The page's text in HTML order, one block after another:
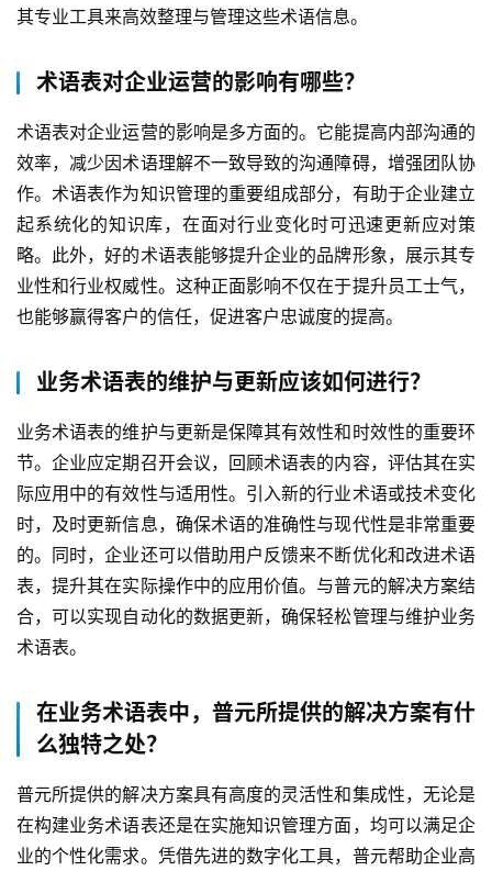
其专业工具来高效整理与管理这些术语信息。
术语表对企业运营的影响有哪些？
术语表对企业运营的影响是多方面的。它能提高内部沟通的
效率，减少因术语理解不一致导致的沟通障碍，增强团队协
作。术语表作为知识管理的重要组成部分，有助于企业建立
起系统化的知识库，在面对行业变化时可迅速更新应对策
略。此外，好的术语表能够提升企业的品牌形象，展示其专
业性和行业权威性。这种正面影响不仅在于提升员工士气，
也能够赢得客户的信任，促进客户忠诚度的提高。
业务术语表的维护与更新应该如何进行？
业务术语表的维护与更新是保障其有效性和时效性的重要环
节。企业应定期召开会议，回顾术语表的内容，评估其在实
际应用中的有效性与适用性。引入新的行业术语或技术变化
时，及时更新信息，确保术语的准确性与现代性是非常重要
的。同时，企业还可以借助用户反馈来不断优化和改进术语
表，提升其在实际操作中的应用价值。与普元的解决方案结
合，可以实现自动化的数据更新，确保轻松管理与维护业务
术语表。
在业务术语表中，普元所提供的解决方案有什
么独特之处？
普元所提供的解决方案具有高度的灵活性和集成性，无论是
在构建业务术语表还是在实施知识管理方面，均可以满足企
业的个性化需求。凭借先进的数字化工具，普元帮助企业高